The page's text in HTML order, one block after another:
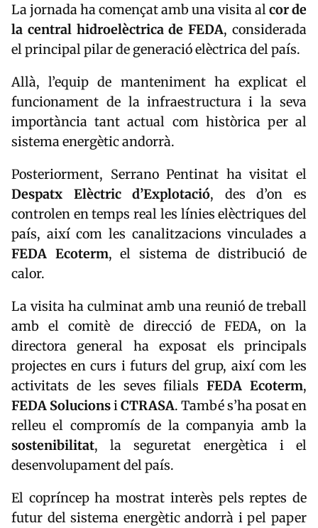
La jornada ha començat amb una visita alcor de
la central hidroelèctrica de FEDA, considerada
el principal pilar de generació elèctrica del país.
Allà, l’equip de manteniment ha explicat el
funcionament de la infraestructura i la seva
importància tant actual com històrica per al
sistema energètic andorrà.
Posteriorment, Serrano Pentinat ha visitat el
Despatx Elèctric d’Explotació, des d’on es
controlen en temps real les línies elèctriques del
país, així com les canalitzacions vinculades a
FEDA Ecoterm, el sistema de distribució de
calor.
La visita ha culminat amb una reunió de treball
amb el comitè de direcció de FEDA, on la
directora general ha exposat els principals
projectes en curs i futurs del grup, així com les
activitats de les seves filialsFEDA Ecoterm,
FEDA SolucionsiCTRASA. També s’ha posat en
relleu el compromís de la companyia amb la
sostenibilitat, la seguretat energètica i el
desenvolupament del país.
El copríncep ha mostrat interès pels reptes de
futur del sistema energètic andorrà i pel paper